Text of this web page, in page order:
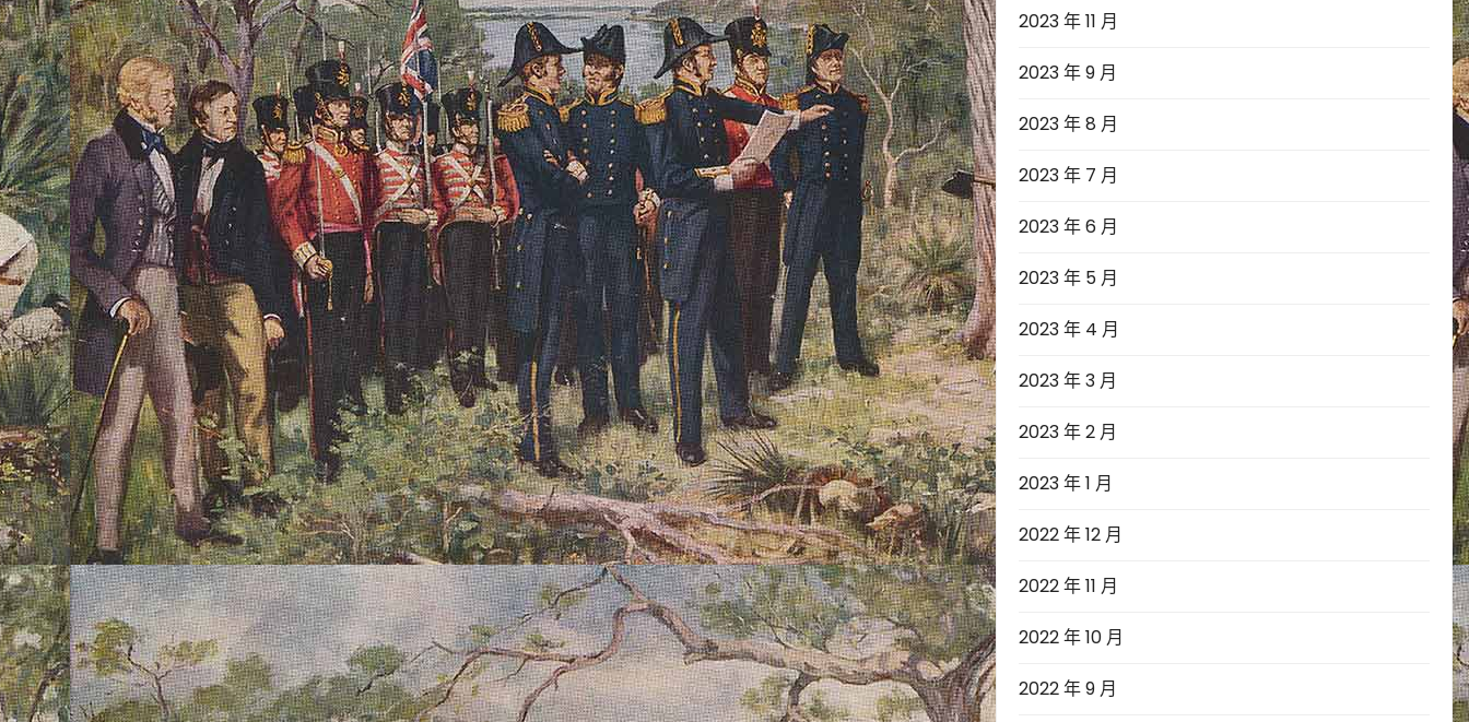
2023 年 11 月
2023 年 9 月
2023 年 8 月
2023 年 7 月
2023 年 6 月
2023 年 5 月
2023 年 4 月
2023 年 3 月
2023 年 2 月
2023 年 1 月
2022 年 12 月
2022 年 11 月
2022 年 10 月
2022 年 9 月